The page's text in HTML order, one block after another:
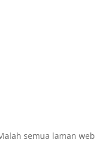
semua laman web